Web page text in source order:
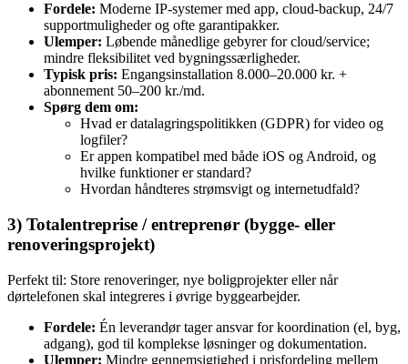
Fordele: Moderne IP‑systemer med app, cloud‑backup, 24/7
supportmuligheder og ofte garantipakker.
Ulemper: Løbende månedlige gebyrer for cloud/service;
mindre fleksibilitet ved bygningssærligheder.
Typisk pris: Engangsinstallation 8.000–20.000 kr. +
abonnement 50–200 kr./md.
Spørg dem om:
Hvad er datalagringspolitikken (GDPR) for video og
logfiler?
Er appen kompatibel med både iOS og Android, og
hvilke funktioner er standard?
Hvordan håndteres strømsvigt og internetudfald?
3) Totalentreprise / entreprenør (bygge‑ eller
renoveringsprojekt)
Perfekt til: Store renoveringer, nye boligprojekter eller når
dørtelefonen skal integreres i øvrige byggearbejder.
Fordele: Én leverandør tager ansvar for koordination (el, byg,
adgang), god til komplekse løsninger og dokumentation.
Ulemper: Mindre gennemsigtighed i prisfordeling mellem